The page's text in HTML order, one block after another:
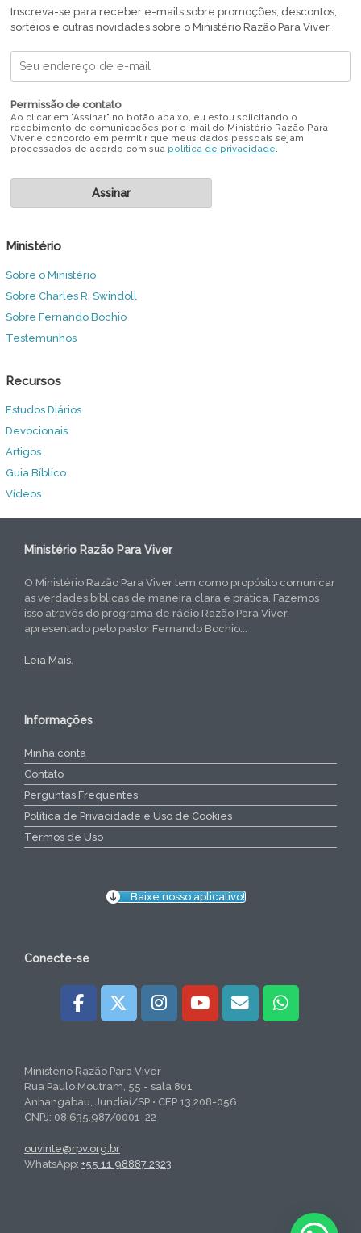
Inscreva-se para receber e-mails sobre promoções, descontos,
sorteios e outras novidades sobre o Ministério Razão Para Viver.
Permissão de contato
Ao clicar em "Assinar" no botão abaixo, eu estou solicitando o
recebimento de comunicações por e-mail do Ministério Razão Para
Viver e concordo em permitir que meus dados pessoais sejam
processados de acordo com sua política de privacidade.
Ministério
Sobre o Ministério
Sobre Charles R. Swindoll
Sobre Fernando Bochio
Testemunhos
Recursos
Estudos Diários
Devocionais
Artigos
Guia Bíblico
Vídeos
Ministério Razão Para Viver
O Ministério Razão Para Viver tem como propósito comunicar
as verdades bíblicas de maneira clara e prática. Fazemos
isso através do programa de rádio Razão Para Viver,
apresentado pelo pastor Fernando Bochio...
Leia Mais
Informações
Minha conta
Contato
Perguntas Frequentes
Política de Privacidade e Uso de Cookies
Termos de Uso
Baixe nosso aplicativo!
Conecte-se
Ministério Razão Para Viver
Rua Paulo Moutram, 55 - sala 801
Anhangabau, Jundiaí/SP • CEP 13.208-056
CNPJ: 08.635.987/0001-22
ouvinte@rpv.org.br
WhatsApp: +55 11 98887 2323